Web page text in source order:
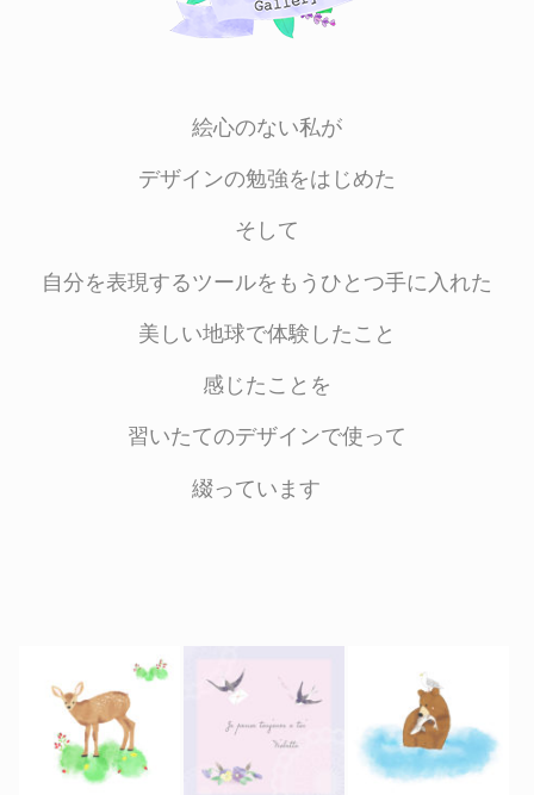
絵心のない私が
デザインの勉強をはじめた
そして
自分を表現するツールをもうひとつ手に入れた
美しい地球で体験したこと
感じたことを
習いたてのデザインで使って
綴っています